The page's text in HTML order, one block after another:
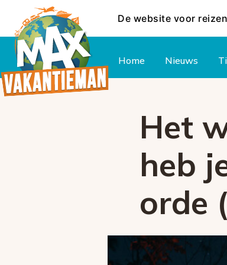
De website voor
Home Nieuws
Het
heb
orde